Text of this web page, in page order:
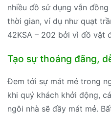
nhiều đồ sử dụng vẫn
thời gian, ví dụ như quạt
42KSA – 202 bởi vì đồ vật
Tạo sự thoáng đãng,
Đem tới sự mát mẻ trong
khi quý khách khởi động,
ngôi nhà sẽ đầy mát mẻ.